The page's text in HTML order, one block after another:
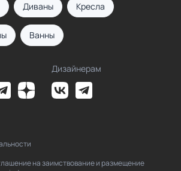
Диваны Кресла
Ванны
Дизайнерам
на заимствование и размещение